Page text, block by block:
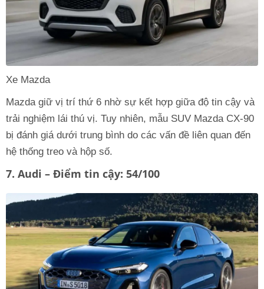
Xe Mazda
Mazda giữ vị trí thứ 6 nhờ sự kết hợp giữa độ tin cậy và
trải nghiệm lái thú vị. Tuy nhiên, mẫu SUV Mazda CX-90
bị đánh giá dưới trung bình do các vấn đề liên quan đến
hệ thống treo và hộp số.
7. Audi – Điểm tin cậy: 54/100